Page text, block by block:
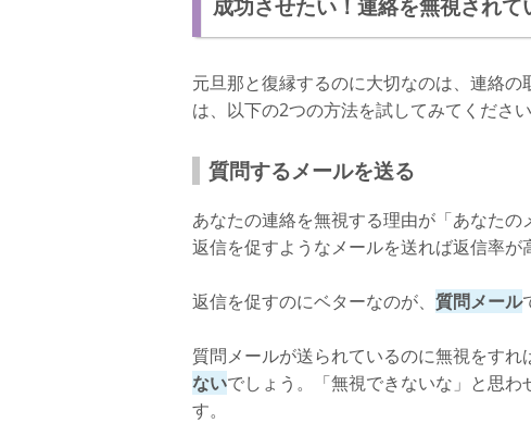
成功させたい！連絡を無視され
元旦那と復縁するのに大切なのは、連絡
は、以下の2つの方法を試してみてください
質問するメールを送る
あなたの連絡を無視する理由が「あなたの
返信を促すようなメールを送れば返信率が
返信を促すのにベターなのが、 質問メール
質問メールが送られているのに無視をす
ないでしょう。「無視できないな」と思
す。